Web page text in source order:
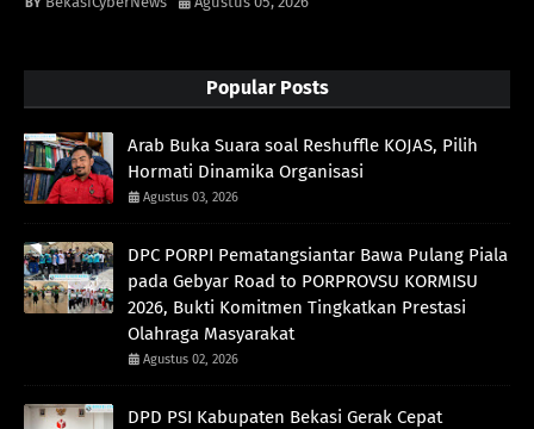
Popular Posts
Arab Buka Suara soal Reshuffle KOJAS, Pilih
Hormati Dinamika Organisasi
Agustus 03, 2026
DPC PORPI Pematangsiantar Bawa Pulang Piala
pada Gebyar Road to PORPROVSU KORMISU
2026, Bukti Komitmen Tingkatkan Prestasi
Olahraga Masyarakat
Agustus 02, 2026
DPD PSI Kabupaten Bekasi Gerak Cepat